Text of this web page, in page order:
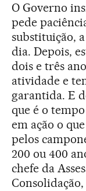
O Governo
pede
substituição,
dia. Depois,
dois e três
atividade e
garantida. E
que é o
em ação o
pelos
200 ou 400
chefe da